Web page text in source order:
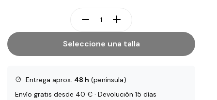
Seleccione una talla
Entrega aprox. 48 h (península)
Envío gratis desde 40 € · Devolución 15 días